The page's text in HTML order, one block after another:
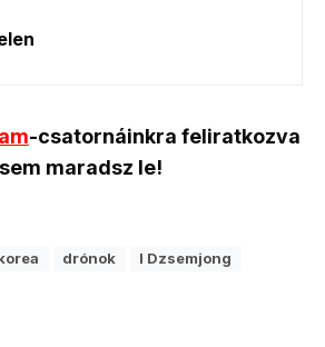
-csatornáinkra feliratkozva
maradsz le!
drónok
I Dzsemjong